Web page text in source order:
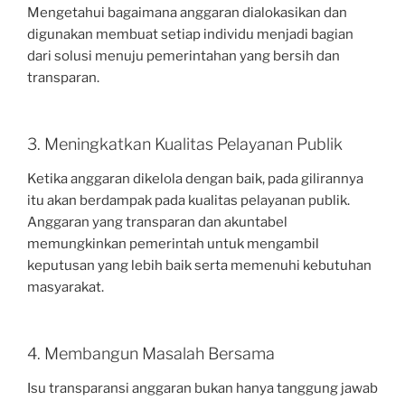
Mengetahui bagaimana anggaran dialokasikan dan
digunakan membuat setiap individu menjadi bagian
dari solusi menuju pemerintahan yang bersih dan
transparan.
3. Meningkatkan Kualitas Pelayanan Publik
Ketika anggaran dikelola dengan baik, pada gilirannya
itu akan berdampak pada kualitas pelayanan publik.
Anggaran yang transparan dan akuntabel
memungkinkan pemerintah untuk mengambil
keputusan yang lebih baik serta memenuhi kebutuhan
masyarakat.
4. Membangun Masalah Bersama
Isu transparansi anggaran bukan hanya tanggung jawab